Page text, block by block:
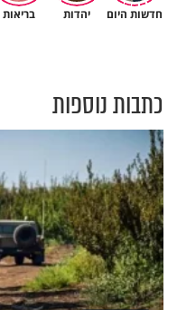
חדשות היום יהדות בריאות
מדוע האמונה נמשלה
כתבות נוספות